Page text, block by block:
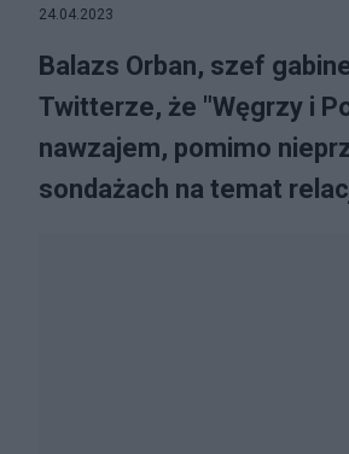
24.04.2023
Balazs Orban, szef
Twitterze, że "Węgrzy i
nawzajem, pomimo
sondażach na temat